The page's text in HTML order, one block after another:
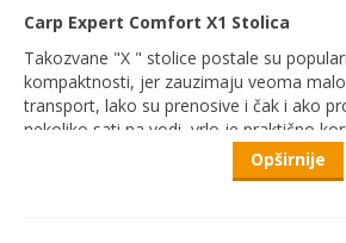
Carp Expert Comfort X1 Stolica
Takozvane "X " stolice postale su
kompaktnosti, jer zauzimaju veoma
transport, lako su prenosive i čak i ako
nekoliko sati na vodi, vrlo je praktično
je veoma
stolica sa naslonom, koja je idealna za
Opširnije